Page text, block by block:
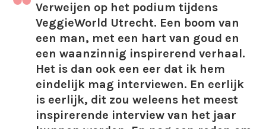
Verweijen op het podium tijdens
VeggieWorld Utrecht. Een boom van
een man, met een hart van goud en
een waanzinnig inspirerend verhaal.
Het is dan ook een eer dat ik hem
eindelijk mag interviewen. En eerlijk
is eerlijk, dit zou weleens het meest
inspirerende interview van het jaar